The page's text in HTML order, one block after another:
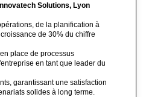
Solutions, Lyon
de la planification à
de 30% du chiffre
place de processus
en tant que leader du
garantissant une satisfaction
solides à long terme.